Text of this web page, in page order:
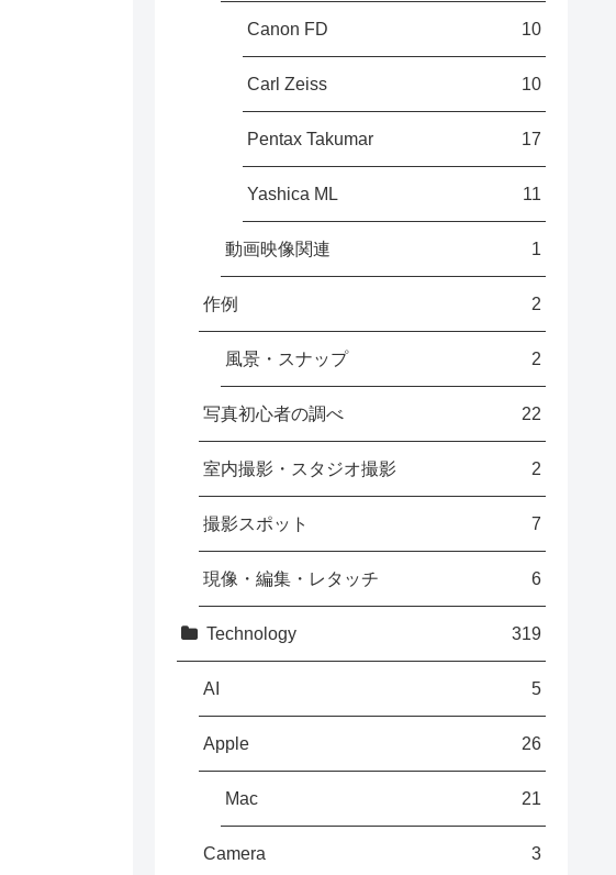
Canon FD 10
Carl Zeiss 10
Pentax Takumar 17
Yashica ML 11
動画映像関連 1
作例 2
風景・スナップ 2
写真初心者の調べ 22
室内撮影・スタジオ撮影 2
撮影スポット 7
現像・編集・レタッチ 6
Technology 319
AI 5
Apple 26
Mac 21
Camera 3